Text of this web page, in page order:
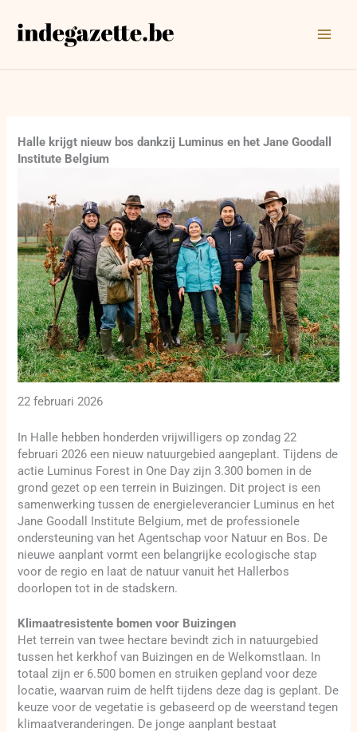
naar
Halle krijgt nieuw bos dankzij Luminus en het Jane Goodall
Institute Belgium
22 februari 2026
In Halle hebben honderden vrijwilligers op zondag 22
februari 2026 een nieuw natuurgebied aangeplant. Tijdens de
actie Luminus Forest in One Day zijn 3.300 bomen in de
grond gezet op een terrein in Buizingen. Dit project is een
samenwerking tussen de energieleverancier Luminus en het
Jane Goodall Institute Belgium, met de professionele
ondersteuning van het Agentschap voor Natuur en Bos. De
nieuwe aanplant vormt een belangrijke ecologische stap
voor de regio en laat de natuur vanuit het Hallerbos
doorlopen tot in de stadskern.
Klimaatresistente bomen voor Buizingen
Het terrein van twee hectare bevindt zich in natuurgebied
tussen het kerkhof van Buizingen en de Welkomstlaan. In
totaal zijn er 6.500 bomen en struiken gepland voor deze
locatie, waarvan ruim de helft tijdens deze dag is geplant. De
keuze voor de vegetatie is gebaseerd op de weerstand tegen
klimaatveranderingen. De jonge aanplant bestaat